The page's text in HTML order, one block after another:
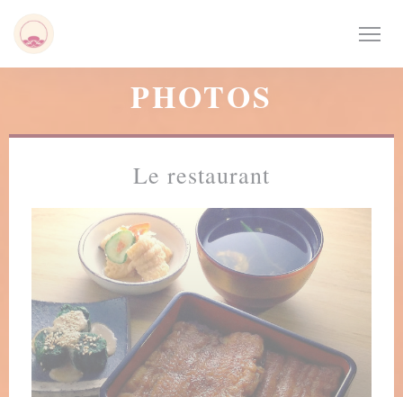
PHOTOS
Le restaurant